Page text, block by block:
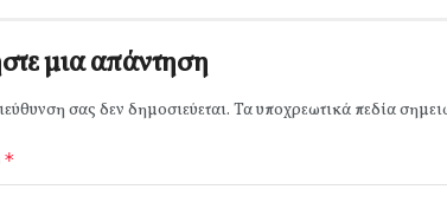
μια απάντηση
σας δεν δημοσιεύεται. Τα υποχρεωτικά πεδία
*